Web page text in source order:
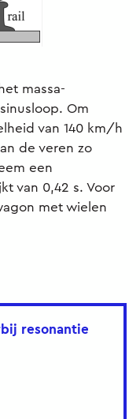
massa-
Om
van 140 km/h
de veren zo
een
van 0,42 s. Voor
met wielen
resonantie